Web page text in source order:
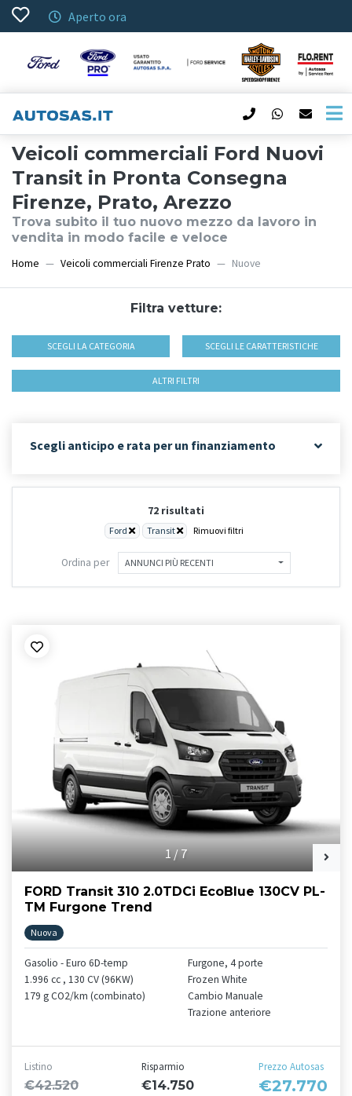
Aperto ora
Veicoli commerciali Ford Nuovi
Transit in Pronta Consegna
Firenze, Prato, Arezzo
Trova subito il tuo nuovo mezzo da lavoro in
vendita in modo facile e veloce
Home Veicoli commerciali Firenze Prato Nuove
Filtra vetture:
SCEGLI LA CATEGORIA SCEGLI LE CARATTERISTICHE
ALTRI FILTRI
Scegli anticipo e rata per un finanziamento
72 risultati
Ford Transit Rimuovi filtri
Ordina per ANNUNCI PIÙ RECENTI
1/7
FORD Transit 310 2.0TDCi EcoBlue 130CV PL-
TM Furgone Trend
Nuova
Gasolio - Euro 6D-temp
1.996 cc , 130 CV (96KW)
179 g CO2/km (combinato)
Furgone, 4 porte
Frozen White
Cambio Manuale
Trazione anteriore
Listino
€42.520
Risparmio
€14.750
Prezzo Autosas
€27.770